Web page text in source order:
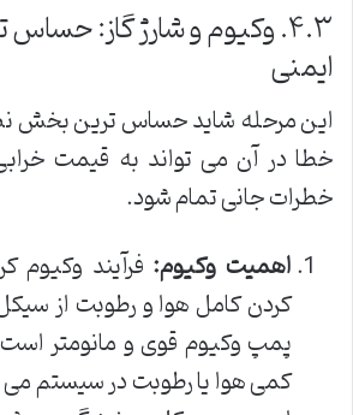
۴.۳. وکیوم و شارژ گاز:
ایمنی
این مرحله شاید حساس ترین بخش
خطا در آن می تواند به قیمت
خطرات جانی تمام شود.
اهمیت وکیوم: فرآیند وکیوم
کردن کامل هوا و رطوبت از سیکل
پمپ وکیوم قوی و مانومتر
کمی هوا یا رطوبت در سیستم